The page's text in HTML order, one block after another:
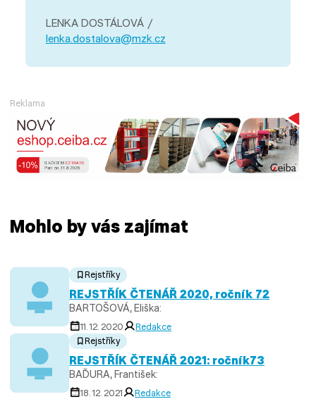
LENKA DOSTÁLOVÁ /
lenka.dostalova@mzk.cz
Reklama
Mohlo by vás zajímat
Rejstříky
REJSTŘÍK ČTENÁŘ 2020, ročník 72
BARTOŠOVÁ, Eliška:
11. 12. 2020
Redakce
Rejstříky
REJSTŘÍK ČTENÁŘ 2021: ročník73
BAĎURA, František:
18. 12. 2021
Redakce